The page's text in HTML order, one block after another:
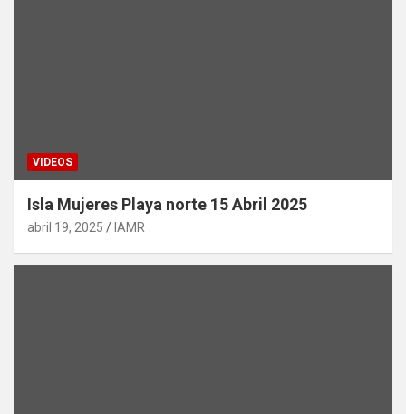
VIDEOS
Isla Mujeres Playa norte 15 Abril 2025
abril 19, 2025 IAMR